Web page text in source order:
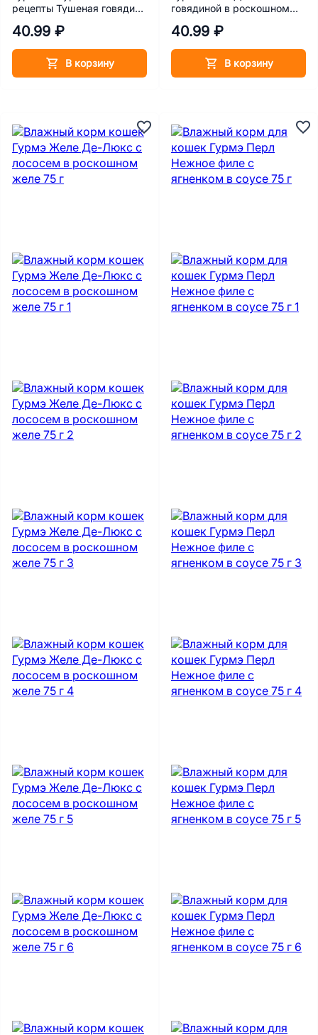
рецепты Тушеная говядина
40.99 ₽
В корзину
говядиной в роскошном
40.99 ₽
В корзину